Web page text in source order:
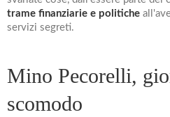
trame finanziarie e politiche
servizi segreti.
Mino Pecorelli,
scomodo